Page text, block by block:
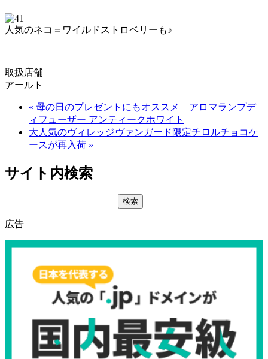
人気のネコ＝ワイルドストロベリーも♪
取扱店舗
アールト
« 母の日のプレゼントにもオススメ アロマランプデ
ィフューザー アンティークホワイト
大人気のヴィレッジヴァンガード限定チロルチョコケ
ースが再入荷 »
サイト内検索
Search
広告